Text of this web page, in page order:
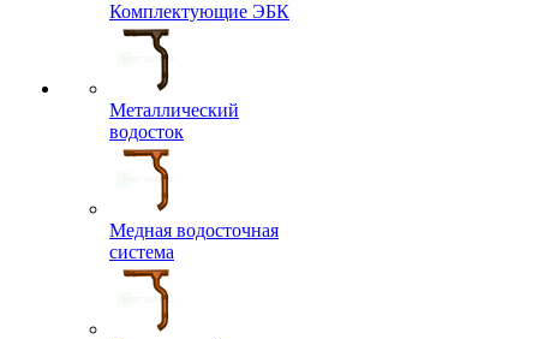
Комплектующие ЭБК
Металлический
водосток
Медная водосточная
система